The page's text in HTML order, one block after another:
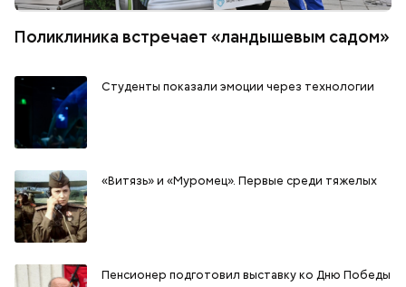
Поликлиника встречает «ландышевым садом»
Студенты показали эмоции через технологии
«Витязь» и «Муромец». Первые среди тяжелых
Пенсионер подготовил выставку ко Дню Победы